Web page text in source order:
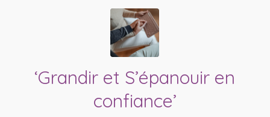
‘Grandir et S’épanouir en
confiance’